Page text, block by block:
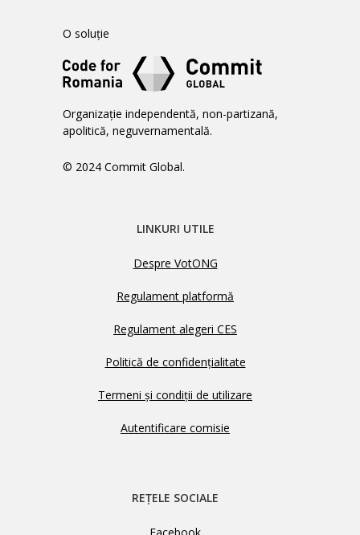
O soluție
Organizație independentă, non-partizană,
apolitică, neguvernamentală.
© 2024 Commit Global.
LINKURI UTILE
Despre VotONG
Regulament platformă
Regulament alegeri CES
Politică de confidențialitate
Termeni și condiții de utilizare
Autentificare comisie
REȚELE SOCIALE